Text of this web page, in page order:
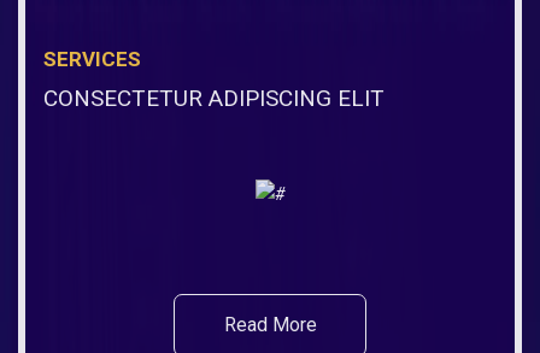
SERVICES
CONSECTETUR ADIPISCING ELIT
Read More